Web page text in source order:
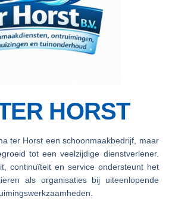
HORST
ter Horst een schoonmaakbedrijf, maar
tot een veelzijdige dienstverlener.
continuïteit en service ondersteunt het
als organisaties bij uiteenlopende